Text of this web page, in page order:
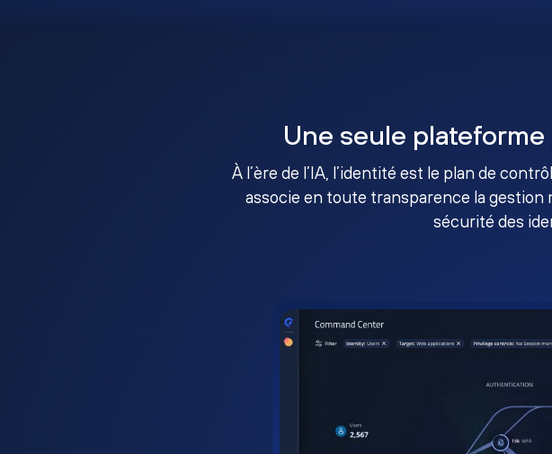
Une seule
À l’ère de l’IA, l’identité est le plan de
associe en toute transparence la gestion
sécurité des